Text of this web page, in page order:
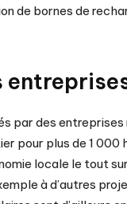
de bornes de
par des entreprises
pour plus de 1 000
locale le tout
à d’autres